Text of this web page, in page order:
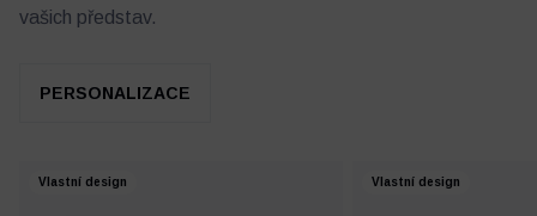
vašich představ.
PERSONALIZACE
Vlastní design Vlastní design